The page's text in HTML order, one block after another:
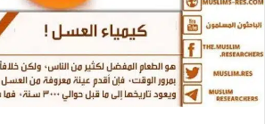
و
ي
ا